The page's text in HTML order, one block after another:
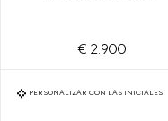
€ 2.900
PERSONALIZAR CON LAS INICIALES